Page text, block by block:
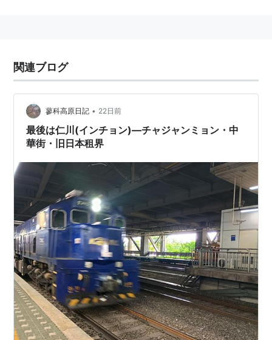
仁川駅 阪急電鉄（今津線）
兵庫県宝塚市仁川北3丁目にある、阪急電鉄の駅。→仁
川駅
仁川駅は阪神競馬場の最寄り駅である。
인천
韓国北西部の地名。
都市
→仁川広域市
施設
→仁川国際空港
スポーツチーム
関連ブログ
蓼科高原日記 • 22日前
最後は仁川(インチョン)―チャジャンミョン・中
華街・旧日本租界